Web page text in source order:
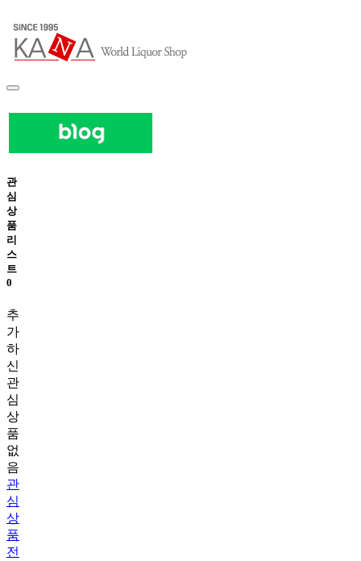
관
심
상
품
리
스
트
0
추
가
하
신
관
심
상
품
없
음
관
심
상
품
전